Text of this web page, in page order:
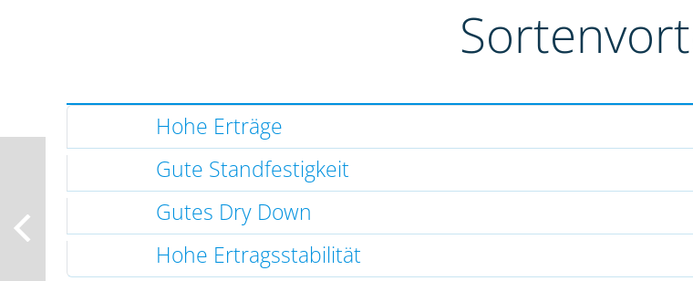
Hohe Erträge
Gute Standfestigkeit
Gutes Dry Down
Hohe Ertragsstabilität